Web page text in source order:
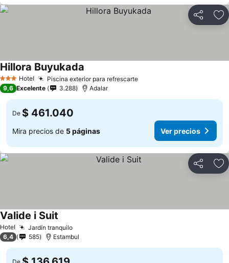
Compartir
3 Estrellas
Hotel Piscina exterior para refrescarte
Hillora Buyukada
9,6 Excelente 3.288 Adalar
De $ 461.040
Mira precios de 5 páginas Ver precios
Compartir
Hotel Jardín tranquilo
Valide i Suit
6,4 585 Estambul
De